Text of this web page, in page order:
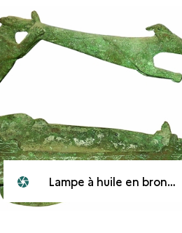
Lampe à huile en bronze